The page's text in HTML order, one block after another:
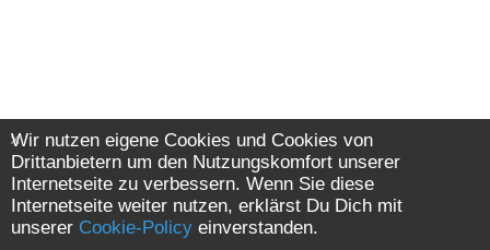
Wir nutzen eigene Cookies und Cookies von
Drittanbietern um den Nutzungskomfort unserer
Internetseite zu verbessern. Wenn Sie diese
Internetseite weiter nutzen, erklärst Du Dich mit
unserer Cookie-Policy einverstanden.